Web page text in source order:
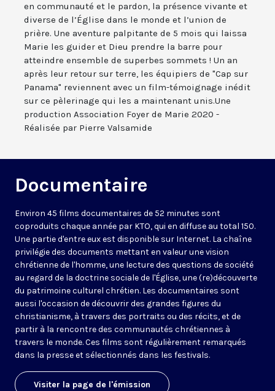
en communauté et le pardon, la présence vivante et
diverse de l’Église dans le monde et l’union de
prière. Une aventure palpitante de 5 mois qui laissa
Marie les guider et Dieu prendre la barre pour
atteindre ensemble de superbes sommets ! Un an
après leur retour sur terre, les équipiers de "Cap sur
Panama" reviennent avec un film-témoignage inédit
sur ce pèlerinage qui les a maintenant unis.Une
production Association Foyer de Marie 2020 -
Réalisée par Pierre Valsamide
Documentaire
Environ 45 films documentaires de 52 minutes sont
coproduits chaque année par KTO, qui en diffuse au total 150.
Une partie d'entre eux est disponible sur Internet. La chaîne
privilégie des documents mettant en valeur une vision
chrétienne de l'homme, une lecture des questions de société
au regard de la doctrine sociale de l'Église, une (re)découverte
du patrimoine culturel chrétien. Les documentaires sont
aussi l'occasion de découvrir des grandes figures du
christianisme, à travers des portraits ou des récits, et de
partir à la rencontre des communautés chrétiennes à
travers le monde. Ces films sont régulièrement remarqués
dans la presse et sélectionnés dans les festivals.
Visiter la page de l'émission